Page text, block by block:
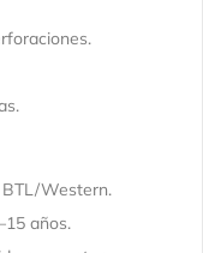
Western.
años.